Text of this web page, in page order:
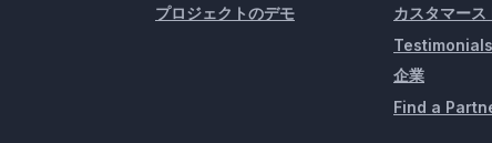
プロジェクトのデモ
カスタマース
Testimonials
企業
Find a